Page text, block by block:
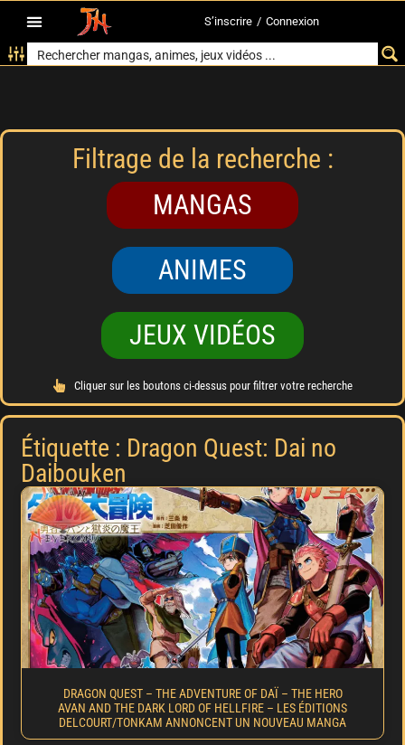
S’inscrire / Connexion
Filtrage de la recherche :
MANGAS
ANIMES
JEUX VIDÉOS
Cliquer sur les boutons ci-dessus pour filtrer votre recherche
Étiquette : Dragon Quest: Dai no
Daibouken
DRAGON QUEST – THE ADVENTURE OF DAÏ – THE HERO
AVAN AND THE DARK LORD OF HELLFIRE – LES ÉDITIONS
DELCOURT/TONKAM ANNONCENT UN NOUVEAU MANGA